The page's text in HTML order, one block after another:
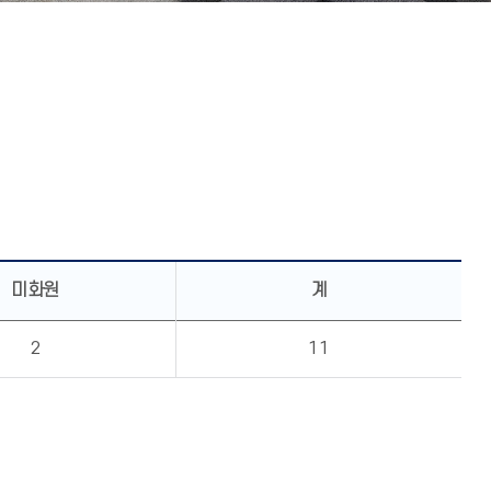
미화원 계
2 11